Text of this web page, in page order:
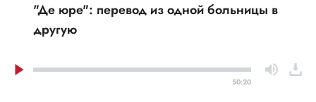
"Де юре": перевод из одной больницы в
другую
50:20